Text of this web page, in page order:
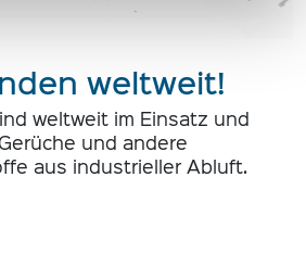
weltweit!
weltweit im Einsatz und
und andere
aus industrieller Abluft.